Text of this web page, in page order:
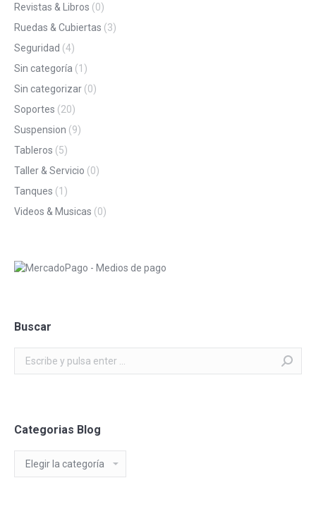
Revistas & Libros (0)
Ruedas & Cubiertas (3)
Seguridad (4)
Sin categoría (1)
Sin categorizar (0)
Soportes (20)
Suspension (9)
Tableros (5)
Taller & Servicio (0)
Tanques (1)
Videos & Musicas (0)
Buscar
Categorias Blog
Blog